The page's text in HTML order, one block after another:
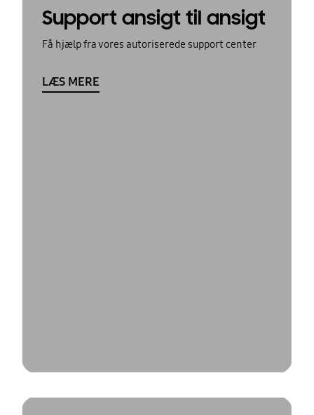
Support ansigt til ansigt
Få hjælp fra vores autoriserede support center
LÆS MERE